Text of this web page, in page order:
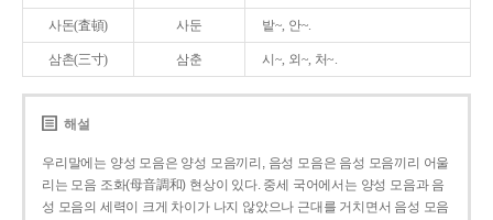
사돈(査頓) 사둔 밭~, 안~.
삼촌(三寸) 삼춘 시~, 외~, 처~.
해설
우리말에는 양성 모음은 양성 모음끼리, 음성 모음은 음성 모음끼리 어울
리는 모음 조화(母音調和) 현상이 있다. 중세 국어에서는 양성 모음과 음
성 모음의 세력이 크게 차이가 나지 않았으나 근대를 거치면서 음성 모음